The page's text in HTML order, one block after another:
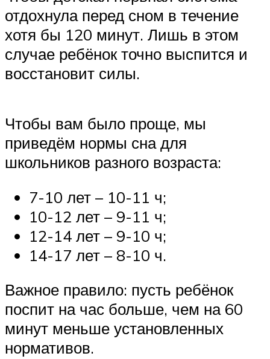
отдохнула перед сном в течение
хотя бы 120 минут. Лишь в этом
случае ребёнок точно выспится и
восстановит силы.
Чтобы вам было проще, мы
приведём нормы сна для
школьников разного возраста:
7-10 лет – 10-11 ч;
10-12 лет – 9-11 ч;
12-14 лет – 9-10 ч;
14-17 лет – 8-10 ч.
Важное правило: пусть ребёнок
поспит на час больше, чем на 60
минут меньше установленных
нормативов.